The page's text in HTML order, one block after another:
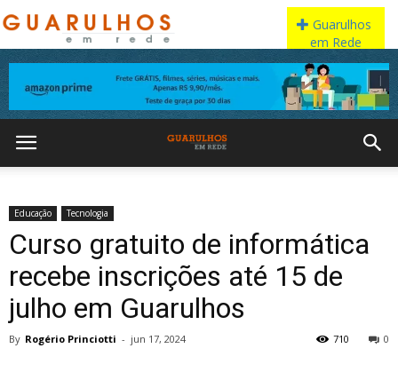
Educação Tecnologia
Curso gratuito de informática
recebe inscrições até 15 de
julho em Guarulhos
By Rogério Princiotti - jun 17, 2024 0
710